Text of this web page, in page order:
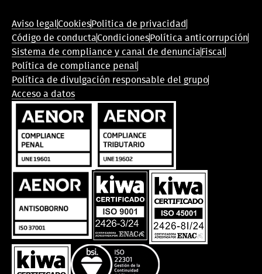
Menú
de
conformidad
legal
Aviso legal Cookies Politica de privacidad
Código de conductaCondiciones Política anticorrupción
Sistema de compliance y canal de denuncia Fiscal
Política de compliance penal
Política de divulgación responsable del grupo
Acceso a datos